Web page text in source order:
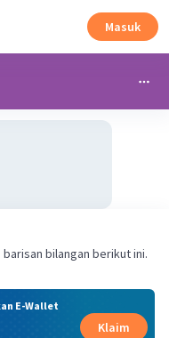
Masuk
bilangan berikut ini.
E-Wallet
Klaim